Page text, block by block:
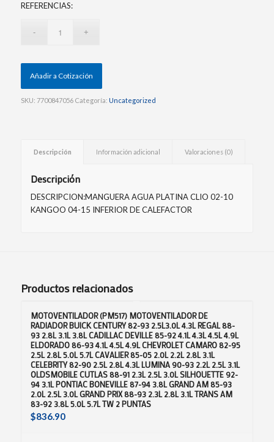
REFERENCIAS:
Añadir a Cotización
SKU: 7700847056 Categoría: Uncategorized
Descripción Información adicional Valoraciones (0)
Descripción
DESCRIPCION:MANGUERA AGUA PLATINA CLIO 02-10
KANGOO 04-15 INFERIOR DE CALEFACTOR
Productos relacionados
MOTOVENTILADOR (PM517) MOTOVENTILADOR DE
RADIADOR BUICK CENTURY 82-93 2.5L3.0L 4.3L REGAL 88-
93 2.8L 3.1L 3.8L CADILLAC DEVILLE 85-92 4.1L 4.3L 4.5L 4.9L
ELDORADO 86-93 4.1L 4.5L 4.9L CHEVROLET CAMARO 82-95
2.5L 2.8L 5.0L 5.7L CAVALIER 85-05 2.0L 2.2L 2.8L 3.1L
CELEBRITY 82-90 2.5L 2.8L 4.3L LUMINA 90-93 2.2L 2.5L 3.1L
OLDSMOBILE CUTLAS 88-91 2.3L 2.5L 3.0L SILHOUETTE 92-
94 3.1L PONTIAC BONEVILLE 87-94 3.8L GRAND AM 85-93
2.0L 2.5L 3.0L GRAND PRIX 88-93 2.3L 2.8L 3.1L TRANS AM
83-92 3.8L 5.0L 5.7L TW 2 PUNTAS
$836.90